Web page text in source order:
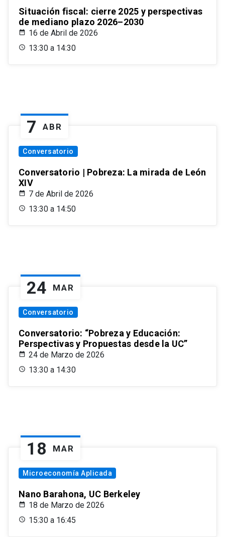
Situación fiscal: cierre 2025 y perspectivas
de mediano plazo 2026–2030
16 de Abril de 2026
13:30 a 14:30
7 ABR
Conversatorio
Conversatorio | Pobreza: La mirada de León
XIV
7 de Abril de 2026
13:30 a 14:50
24 MAR
Conversatorio
Conversatorio: “Pobreza y Educación:
Perspectivas y Propuestas desde la UC”
24 de Marzo de 2026
13:30 a 14:30
18 MAR
Microeconomía Aplicada
Nano Barahona, UC Berkeley
18 de Marzo de 2026
15:30 a 16:45